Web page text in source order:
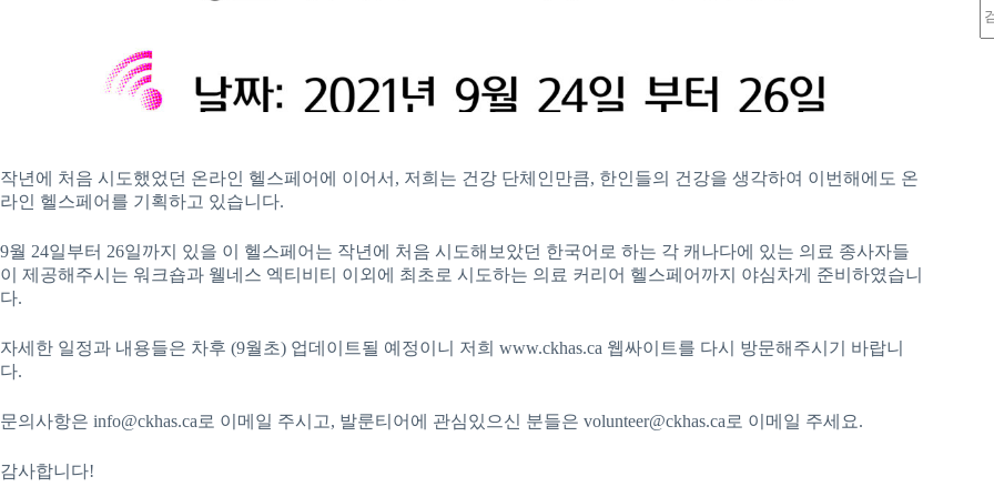
작년에 처음 시도했었던 온라인 헬스페어에 이어서, 저희는 건강 단체인만큼, 한인들의 건강을 생각하여 이번해에도 온
라인 헬스페어를 기획하고 있습니다.
9월 24일부터 26일까지 있을 이 헬스페어는 작년에 처음 시도해보았던 한국어로 하는 각 캐나다에 있는 의료 종사자들
이 제공해주시는 워크숍과 웰네스 엑티비티 이외에 최초로 시도하는 의료 커리어 헬스페어까지 야심차게 준비하였습니
다.
자세한 일정과 내용들은 차후 (9월초) 업데이트될 예정이니 저희 www.ckhas.ca 웹싸이트를 다시 방문해주시기 바랍니
다.
문의사항은 info@ckhas.ca로 이메일 주시고, 발룬티어에 관심있으신 분들은 volunteer@ckhas.ca로 이메일 주세요.
감사합니다!